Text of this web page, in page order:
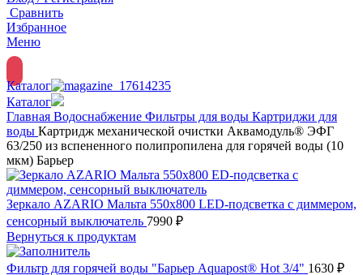
Сравнить
Избранное
Меню
Каталог
Каталог
Главная Водоснабжение Фильтры для воды Картриджи для
воды Картридж механической очистки Аквамодуль® ЭФГ
63/250 из вспененного полипропилена для горячей воды (10
мкм) Барьер
Зеркало AZARIO Мальта 550х800 LED-подсветка с диммером,
сенсорный выключатель 7990 ₽
Вернуться к продуктам
Фильтр для горячей воды "Барьер Aquapost® Hot 3/4" 1630 ₽